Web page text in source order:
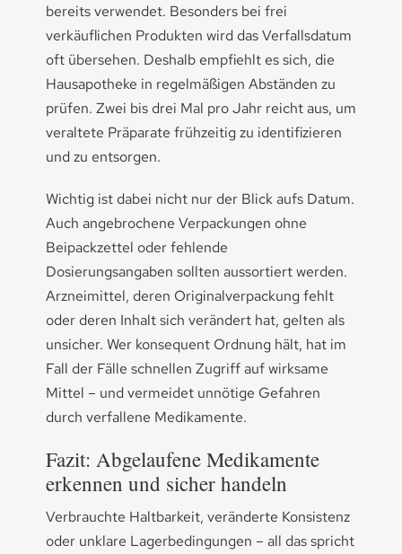
bereits verwendet. Besonders bei frei
verkäuflichen Produkten wird das Verfallsdatum
oft übersehen. Deshalb empfiehlt es sich, die
Hausapotheke in regelmäßigen Abständen zu
prüfen. Zwei bis drei Mal pro Jahr reicht aus, um
veraltete Präparate frühzeitig zu identifizieren
und zu entsorgen.
Wichtig ist dabei nicht nur der Blick aufs Datum.
Auch angebrochene Verpackungen ohne
Beipackzettel oder fehlende
Dosierungsangaben sollten aussortiert werden.
Arzneimittel, deren Originalverpackung fehlt
oder deren Inhalt sich verändert hat, gelten als
unsicher. Wer konsequent Ordnung hält, hat im
Fall der Fälle schnellen Zugriff auf wirksame
Mittel – und vermeidet unnötige Gefahren
durch verfallene Medikamente.
Fazit: Abgelaufene Medikamente
erkennen und sicher handeln
Verbrauchte Haltbarkeit, veränderte Konsistenz
oder unklare Lagerbedingungen – all das spricht